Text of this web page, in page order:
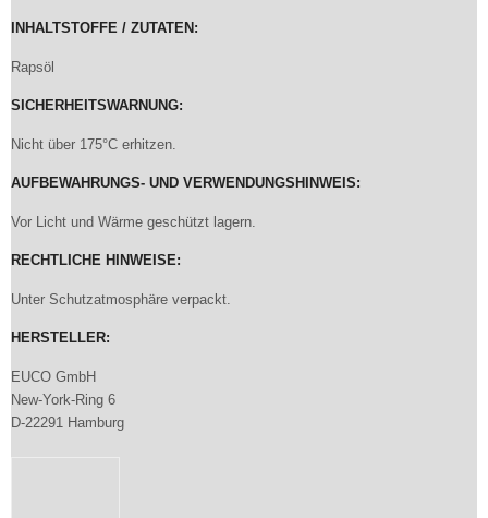
INHALTSTOFFE / ZUTATEN:
Rapsöl
SICHERHEITSWARNUNG:
Nicht über 175°C erhitzen.
AUFBEWAHRUNGS- UND VERWENDUNGSHINWEIS:
Vor Licht und Wärme geschützt lagern.
RECHTLICHE HINWEISE:
Unter Schutzatmosphäre verpackt.
HERSTELLER:
EUCO GmbH
New-York-Ring 6
D-22291 Hamburg